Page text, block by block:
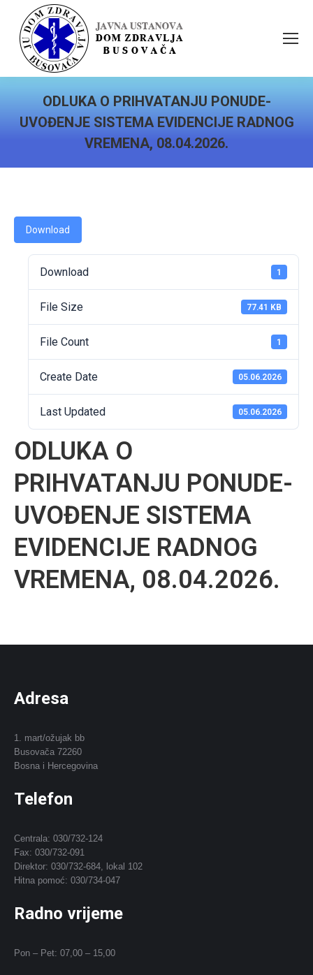
ODLUKA O PRIHVATANJU PONUDE-
UVOĐENJE SISTEMA EVIDENCIJE RADNOG
VREMENA, 08.04.2026.
Download
Download 1
File Size 77.41 KB
File Count 1
Create Date 05.06.2026
Last Updated 05.06.2026
ODLUKA O
PRIHVATANJU PONUDE-
UVOĐENJE SISTEMA
EVIDENCIJE RADNOG
VREMENA, 08.04.2026.
Adresa
1. mart/ožujak bb
Busovača 72260
Bosna i Hercegovina
Telefon
Centrala: 030/732-124
Fax: 030/732-091
Direktor: 030/732-684, lokal 102
Hitna pomoć: 030/734-047
Radno vrijeme
Pon – Pet: 07,00 – 15,00